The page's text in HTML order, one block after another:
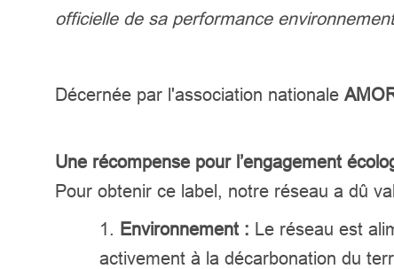
officielle de sa performance
Décernée par l'association nationale
Une récompense pour l’engagement
Pour obtenir ce label, notre réseau a dû
Environnement : Le réseau est
activement à la décarbonation du